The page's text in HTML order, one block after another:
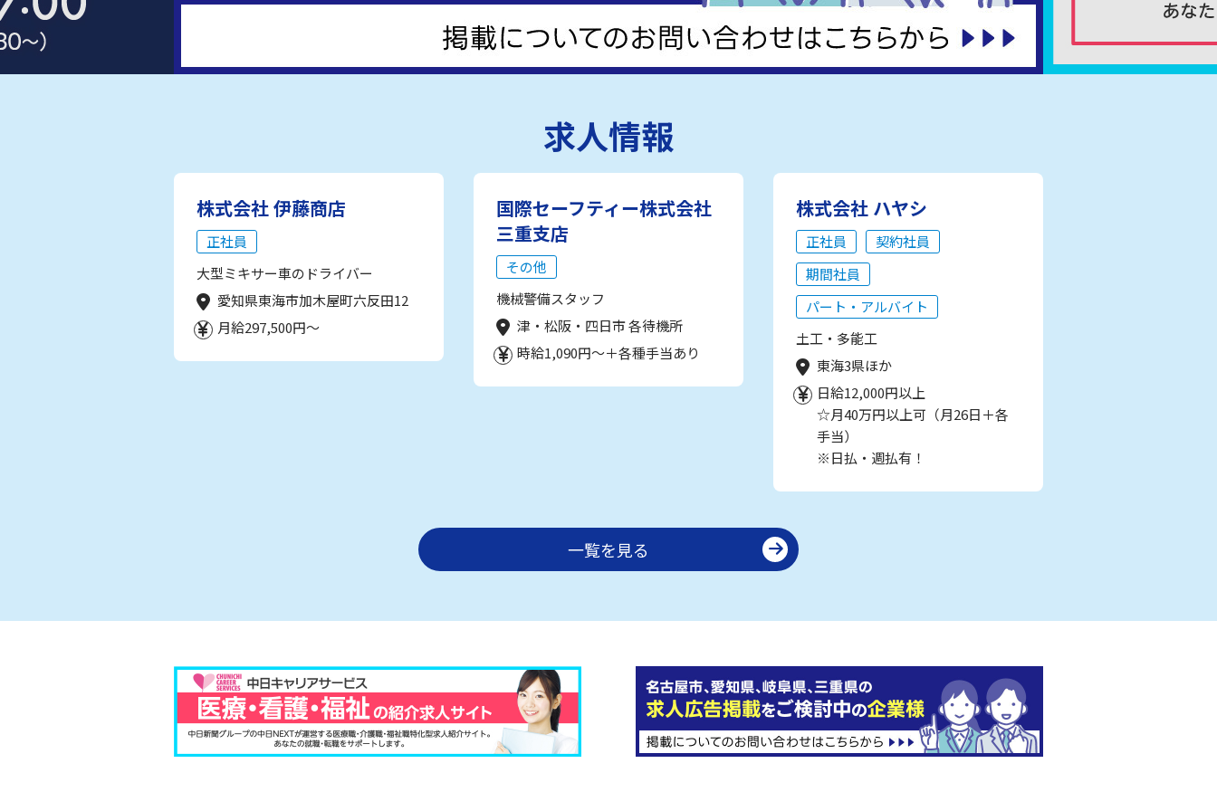
求人情報
株式会社 伊藤商店
正社員
大型ミキサー車のドライバー
愛知県東海市加木屋町六反田12
月給297,500円～
国際セーフティー株式会社
三重支店
その他
機械警備スタッフ
津・松阪・四日市 各待機所
時給1,090円～＋各種手当あり
株式会社 ハヤシ
正社員
契約社員
期間社員
パート・アルバイト
土工・多能工
東海3県ほか
日給12,000円以上
☆月40万円以上可（月26日＋各
手当）
※日払・週払有！
一覧を見る